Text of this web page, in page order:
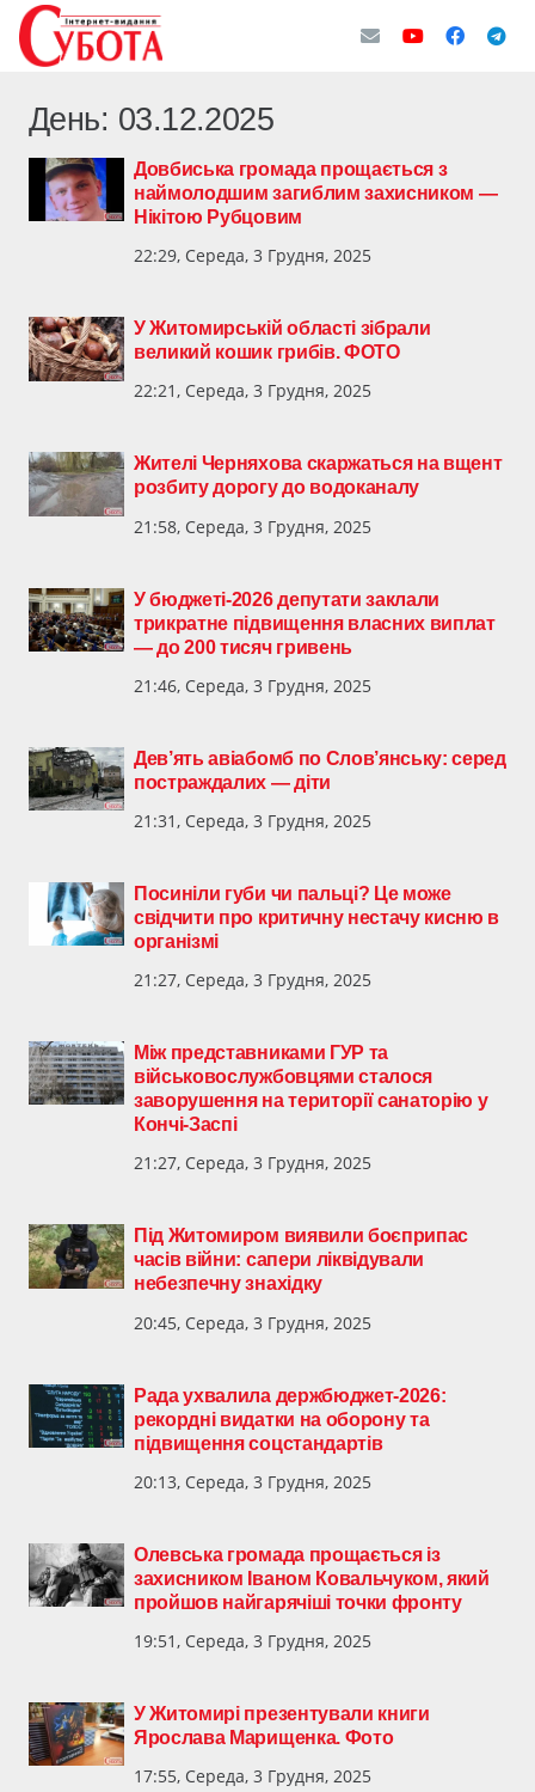
День: 03.12.2025
Довбиська громада прощається з
наймолодшим загиблим захисником —
Нікітою Рубцовим
22:29, Середа, 3 Грудня, 2025
У Житомирській області зібрали
великий кошик грибів. ФОТО
22:21, Середа, 3 Грудня, 2025
Жителі Черняхова скаржаться на вщент
розбиту дорогу до водоканалу
21:58, Середа, 3 Грудня, 2025
У бюджеті-2026 депутати заклали
трикратне підвищення власних виплат
— до 200 тисяч гривень
21:46, Середа, 3 Грудня, 2025
Дев’ять авіабомб по Слов’янську: серед
постраждалих — діти
21:31, Середа, 3 Грудня, 2025
Посиніли губи чи пальці? Це може
свідчити про критичну нестачу кисню в
організмі
21:27, Середа, 3 Грудня, 2025
Між представниками ГУР та
військовослужбовцями сталося
заворушення на території санаторію у
Кончі-Заспі
21:27, Середа, 3 Грудня, 2025
Під Житомиром виявили боєприпас
часів війни: сапери ліквідували
небезпечну знахідку
20:45, Середа, 3 Грудня, 2025
Рада ухвалила держбюджет-2026:
рекордні видатки на оборону та
підвищення соцстандартів
20:13, Середа, 3 Грудня, 2025
Олевська громада прощається із
захисником Іваном Ковальчуком, який
пройшов найгарячіші точки фронту
19:51, Середа, 3 Грудня, 2025
У Житомирі презентували книги
Ярослава Марищенка. Фото
17:55, Середа, 3 Грудня, 2025